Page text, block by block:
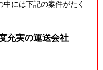
には下記の案件がたく
充実の運送会社